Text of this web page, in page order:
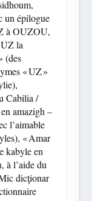
un épilogue
à OUZOU,
la
(des
« UZ »
Cabilia /
amazigh –
l’aimable
« Amar
kabyle en
à l’aide du
dicţionar